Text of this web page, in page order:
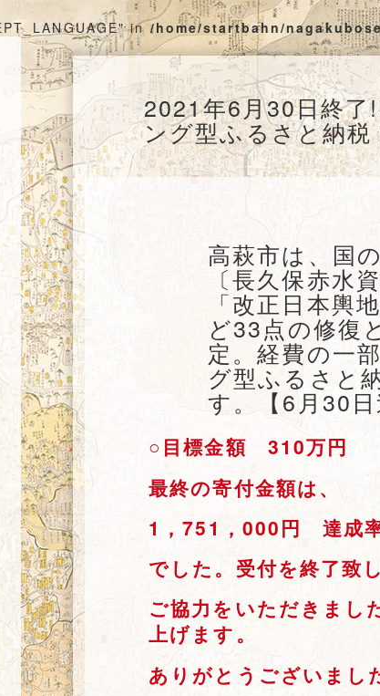
in/home/startbahn/
2021年6月30日終
ング型ふるさと納
高萩市は、国
〔長久保赤水
「改正日本輿
ど33点の修復
定。経費の一
グ型ふるさと
す。【6月30日
○目標金額 310万円
最終の寄付金額は、
1，751， 000円 達成
でした。受付を終了致
ご協力をいただきまし
上げます。
ありがとうございまし